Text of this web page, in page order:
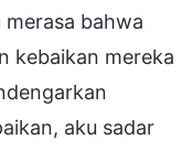
merasa bahwa
kebaikan mereka
aku sadar